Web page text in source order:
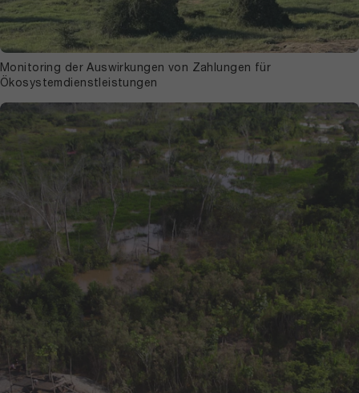
Monitoring der Auswirkungen von Zahlungen für
Ökosystemdienstleistungen